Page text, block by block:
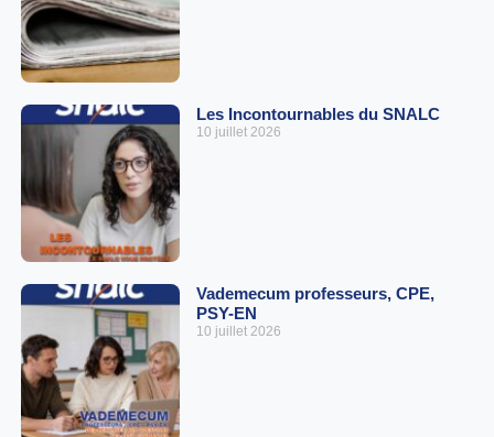
Les Incontournables du SNALC
10 juillet 2026
Vademecum professeurs, CPE,
PSY-EN
10 juillet 2026